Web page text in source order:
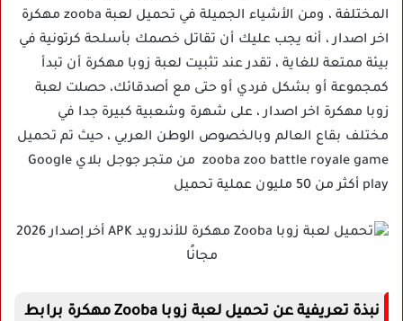
المختلفة ، ومن الأشياء الجميلة في تحميل لعبة zooba مهكرة
اخر اصدار ، أنه يجب عليك أن تقاتل خصمك بأسلحة كرتونية في
بيئة ممتعة للغاية ، تقدر عند تثبيت لعبة زوبا مهكرة أن تبدأ
كمجموعة أو بشكل فردي أو حتى مع أصدقائك، حصلت لعبة
زوبا مهكرة اخر اصدار ، على شهرة وشعبية كبيرة جدا في
مختلف بقاع العالم وبالخصوص الوطن العربي ، حيث تم تحميل
zooba zoo battle royale game من متجر جوجل بلاي Google
play أكثر من 50 مليون عملية تحميل
نبذة تعريفية عن تحميل لعبة زوبا Zooba مهكرة برابط